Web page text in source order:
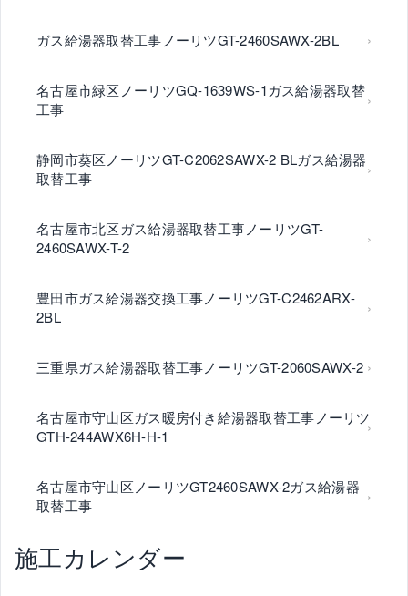
ガス給湯器取替工事ノーリツGT-2460SAWX-2BL
名古屋市緑区ノーリツGQ-1639WS-1ガス給湯器取替
工事
静岡市葵区ノーリツGT-C2062SAWX-2 BLガス給湯器
取替工事
名古屋市北区ガス給湯器取替工事ノーリツGT-
2460SAWX-T-2
豊田市ガス給湯器交換工事ノーリツGT-C2462ARX-
2BL
三重県ガス給湯器取替工事ノーリツGT-2060SAWX-2
名古屋市守山区ガス暖房付き給湯器取替工事ノーリツ
GTH-244AWX6H-H-1
名古屋市守山区ノーリツGT2460SAWX-2ガス給湯器
取替工事
施工カレンダー